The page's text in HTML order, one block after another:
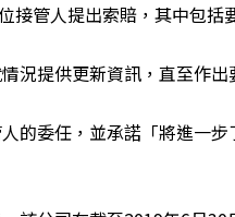
接管人提出索賠，其中包括
況提供更新資訊，直至作
的委任，並承諾「將進一